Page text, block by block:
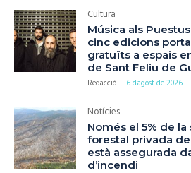
Cultura
Música als
cinc edicions
gratuïts a espais
de Sant Feliu de
Redacció - 6 d'agost de 2026
Notícies
Només el 5% de
forestal privada
està assegurada
d’incendi